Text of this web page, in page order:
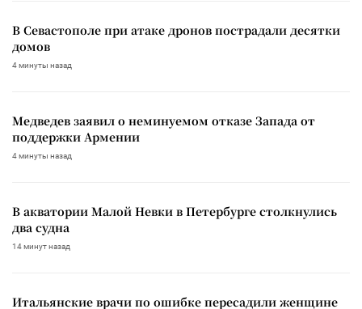
В Севастополе при атаке дронов пострадали десятки
домов
4 минуты назад
Медведев заявил о неминуемом отказе Запада от
поддержки Армении
4 минуты назад
В акватории Малой Невки в Петербурге столкнулись
два судна
14 минут назад
Итальянские врачи по ошибке пересадили женщине